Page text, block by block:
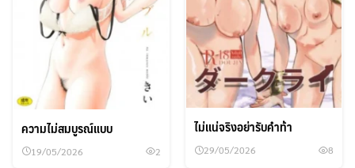
ความไม่สมบูรณ์แบบ
19/05/2026 2
ไม่เเน่จริงอย่ารับคำท้า
29/05/2026 8